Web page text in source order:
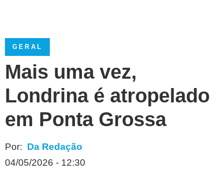
GERAL
Mais uma vez,
Londrina é atropelado
em Ponta Grossa
Por: Da Redação
04/05/2026 - 12:30